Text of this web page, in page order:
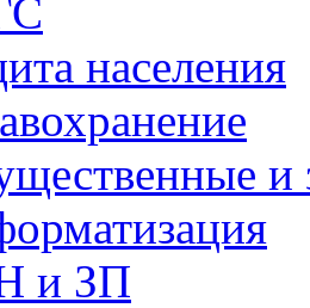
населения
и
и ЗП